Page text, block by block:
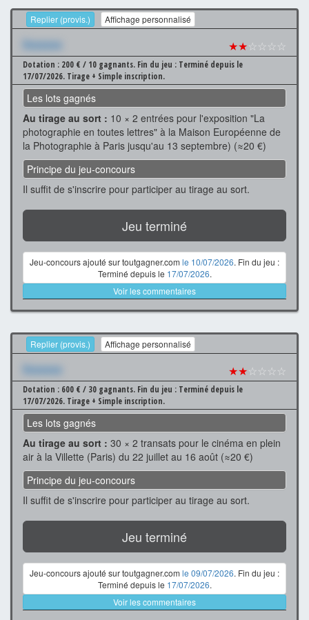
Replier (provis.) Affichage personnalisé
Xxxxxxx ★★☆☆☆☆
Dotation : 200 € / 10 gagnants. Fin du jeu : Terminé depuis le
17/07/2026. Tirage + Simple inscription.
Les lots gagnés
Au tirage au sort : 10 × 2 entrées pour l'exposition "La
photographie en toutes lettres" à la Maison Européenne de
la Photographie à Paris jusqu'au 13 septembre) (≈20 €)
Principe du jeu-concours
Il suffit de s'inscrire pour participer au tirage au sort.
Jeu terminé
Jeu-concours ajouté sur toutgagner.com le 10/07/2026. Fin du jeu :
Terminé depuis le 17/07/2026.
Voir les commentaires
Replier (provis.) Affichage personnalisé
Xxxxxxx ★★☆☆☆☆
Dotation : 600 € / 30 gagnants. Fin du jeu : Terminé depuis le
17/07/2026. Tirage + Simple inscription.
Les lots gagnés
Au tirage au sort : 30 × 2 transats pour le cinéma en plein
air à la Villette (Paris) du 22 juillet au 16 août (≈20 €)
Principe du jeu-concours
Il suffit de s'inscrire pour participer au tirage au sort.
Jeu terminé
Jeu-concours ajouté sur toutgagner.com le 09/07/2026. Fin du jeu :
Terminé depuis le 17/07/2026.
Voir les commentaires